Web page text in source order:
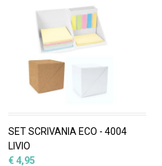
SET SCRIVANIA ECO - 4004
LIVIO
€ 4,95